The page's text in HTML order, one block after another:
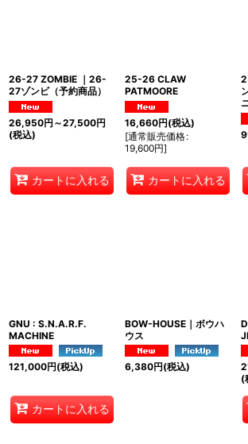
26-27 ZOMBIE ｜26-
27ゾンビ（予約商品）
26,950円 ～27,500円
(税込)
カートに入れる
25-26 CLAW
PATMOORE
16,660円(税込)
[通常販売価格:
19,600円]
カートに入れる
GNU : S.N.A.R.F.
MACHINE
121,000円(税込)
カートに入れる
BOW-HOUSE｜ボウハ
ウス
6,380円(税込)
(